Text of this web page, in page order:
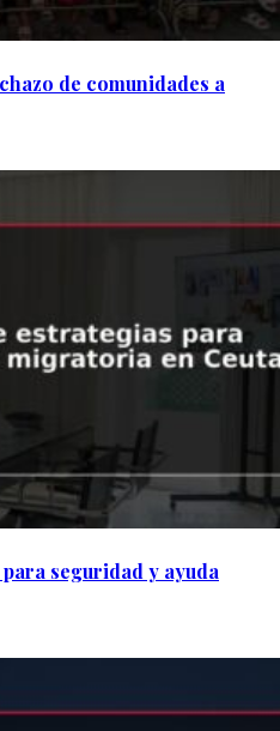
de comunidades a
seguridad y ayuda